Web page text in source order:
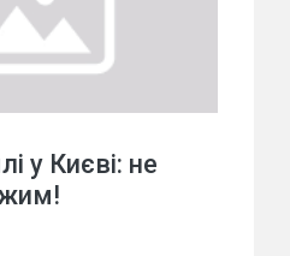
у Києві: не